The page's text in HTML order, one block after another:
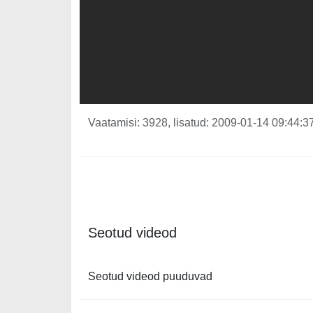
Vaatamisi: 3928, lisatud: 2009-01-14
Seotud videod
Seotud videod puuduvad